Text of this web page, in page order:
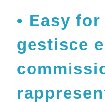
Easy for
gestisce